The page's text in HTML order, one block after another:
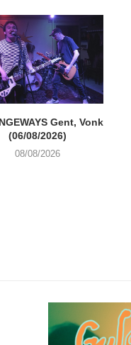
Gent, Vonk
(06/08/2026)
08/08/2026